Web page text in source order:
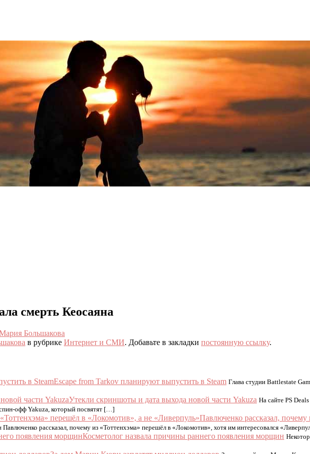
смерть Кеосаяна
Большакова
в рубрике Интернет и СМИ. Добавьте в закладки постоянную ссылку.
Escape from Tarkov планируют выпустить в Steam Глава студии Battlestate
Утекли скриншоты и дата выхода новой части Yakuza На сайте PS
офф Yakuza, который посвятят […]
Павлюченко рассказал,
рассказал, почему из «Тоттенхэма» перешёл в «Локомотив», хотя им интересовался
Косметолог назвала причины раннего появления морщин